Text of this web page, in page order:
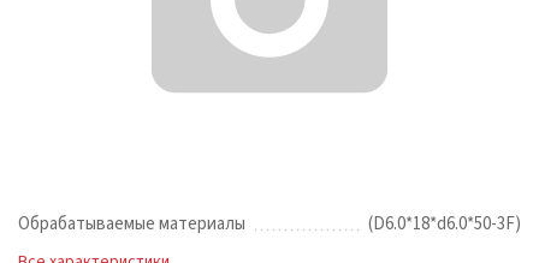
Обрабатываемые материалы (D6.0*18*d6.0*50-3F)